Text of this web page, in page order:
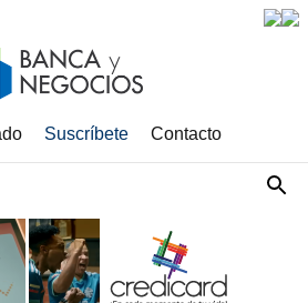
Suscríbete Contacto